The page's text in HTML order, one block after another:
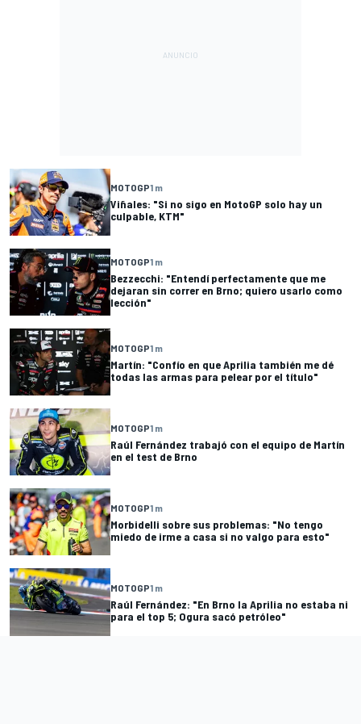
MOTOGP1 m
Viñales: "Si no sigo en MotoGP solo hay un
culpable, KTM"
MOTOGP1 m
Bezzecchi: "Entendí perfectamente que me
dejaran sin correr en Brno; quiero usarlo como
lección"
MOTOGP1 m
Martín: "Confío en que Aprilia también me dé
todas las armas para pelear por el título"
MOTOGP1 m
Raúl Fernández trabajó con el equipo de Martín
en el test de Brno
MOTOGP1 m
Morbidelli sobre sus problemas: "No tengo
miedo de irme a casa si no valgo para esto"
MOTOGP1 m
Raúl Fernández: "En Brno la Aprilia no estaba ni
para el top 5; Ogura sacó petróleo"